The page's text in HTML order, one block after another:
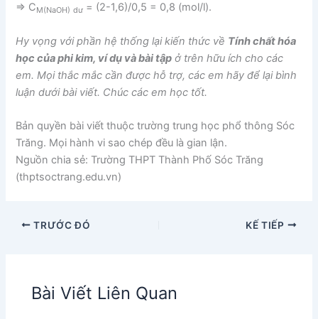
⇒ CM(NaOH) dư = (2-1,6)/0,5 = 0,8 (mol/l).
Hy vọng với phần hệ thống lại kiến thức về Tính chất hóa
học của phi kim, ví dụ và bài tập ở trên hữu ích cho các
em. Mọi thắc mắc cần được hỗ trợ, các em hãy để lại bình
luận dưới bài viết. Chúc các em học tốt.
Bản quyền bài viết thuộc trường trung học phổ thông Sóc
Trăng. Mọi hành vi sao chép đều là gian lận.
Nguồn chia sẻ: Trường THPT Thành Phố Sóc Trăng
(thptsoctrang.edu.vn)
TRƯỚC ĐÓ KẾ TIẾP
Bài Viết Liên Quan